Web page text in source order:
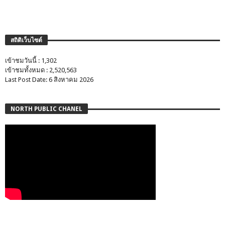
สถิติเว็บไซต์
เข้าชมวันนี้ : 1,302
เข้าชมทั้งหมด : 2,520,563
Last Post Date: 6 สิงหาคม 2026
NORTH PUBLIC CHANEL